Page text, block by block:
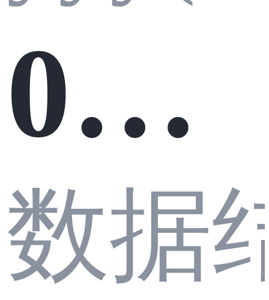
加：
e】5
016
【入
数据